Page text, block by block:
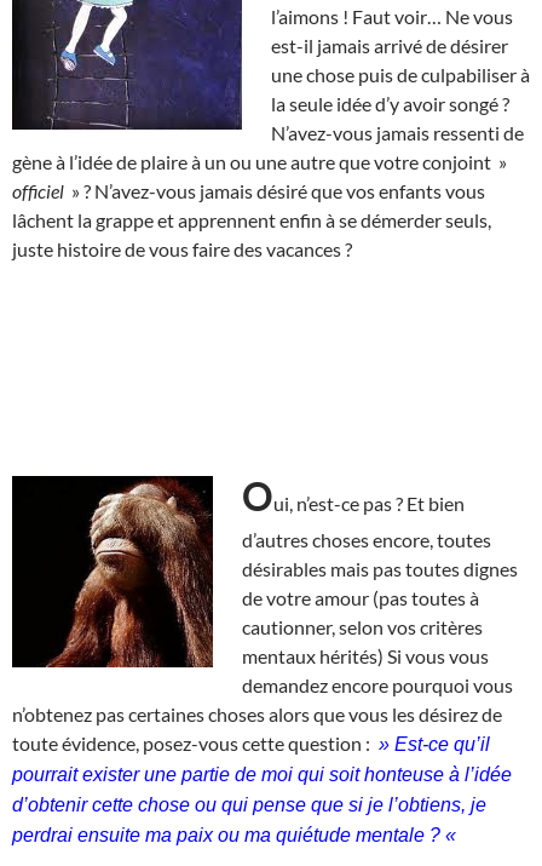
l’aimons ! Faut voir… Ne vous
est-il jamais arrivé de désirer
une chose puis de culpabiliser à
la seule idée d’y avoir songé ?
N’avez-vous jamais ressenti de
gène à l’idée de plaire à un ou une autre que votre conjoint »
officiel » ? N’avez-vous jamais désiré que vos enfants vous
lâchent la grappe et apprennent enfin à se démerder seuls,
juste histoire de vous faire des vacances ?
Oui, n’est-ce pas ? Et bien
d’autres choses encore, toutes
désirables mais pas toutes dignes
de votre amour (pas toutes à
cautionner, selon vos critères
mentaux hérités) Si vous vous
demandez encore pourquoi vous
n’obtenez pas certaines choses alors que vous les désirez de
toute évidence, posez-vous cette question : » Est-ce qu’il
pourrait exister une partie de moi qui soit honteuse à l’idée
d’obtenir cette chose ou qui pense que si je l’obtiens, je
perdrai ensuite ma paix ou ma quiétude mentale ? «